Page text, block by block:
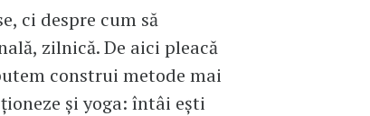
ci despre cum să
zilnică. De aici pleacă
construi metode mai
și yoga: întâi ești